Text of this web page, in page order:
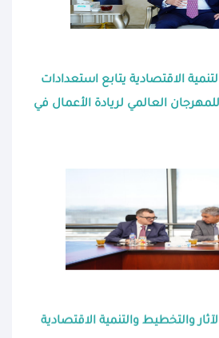
الاقتصادية يتابع استعدادات
العالمي لريادة الأعمال في
والتخطيط والتنمية الاقتصادية